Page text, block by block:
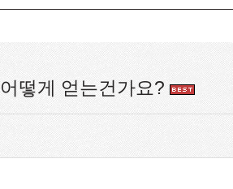
떻게 얻는건가요?